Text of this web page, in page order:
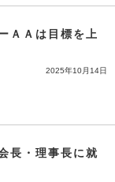
ＡＡは目標を上
2025年10月14日
長・理事長に就